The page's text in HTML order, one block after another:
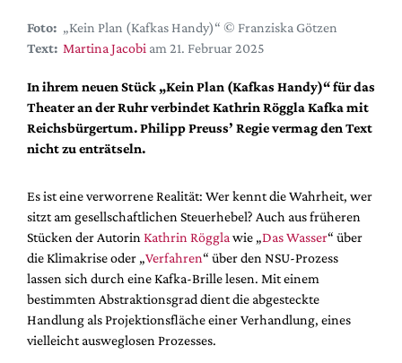
Premierensuche
Festival-Planer
Hefte
Alle Hefte
Leseproben
Podcast
Service
Shop / Abo
Newsletter
Redaktion
Autor:innen
Partner
Foto: „Kein Plan (Kafkas Handy)“ © Franziska Götzen
Text: Martina Jacobi am 21. Februar 2025
In ihrem neuen Stück „Kein Plan (Kafkas Handy)“ für das
Theater an der Ruhr verbindet Kathrin Röggla Kafka mit
Reichsbürgertum. Philipp Preuss’ Regie vermag den Text
nicht zu enträtseln.
Es ist eine verworrene Realität: Wer kennt die Wahrheit, wer
sitzt am gesellschaftlichen Steuerhebel? Auch aus früheren
Stücken der Autorin Kathrin Röggla wie „Das Wasser“ über
die Klimakrise oder „Verfahren“ über den NSU-Prozess
lassen sich durch eine Kafka-Brille lesen. Mit einem
bestimmten Abstraktionsgrad dient die abgesteckte
Handlung als Projektionsfläche einer Verhandlung, eines
vielleicht ausweglosen Prozesses.